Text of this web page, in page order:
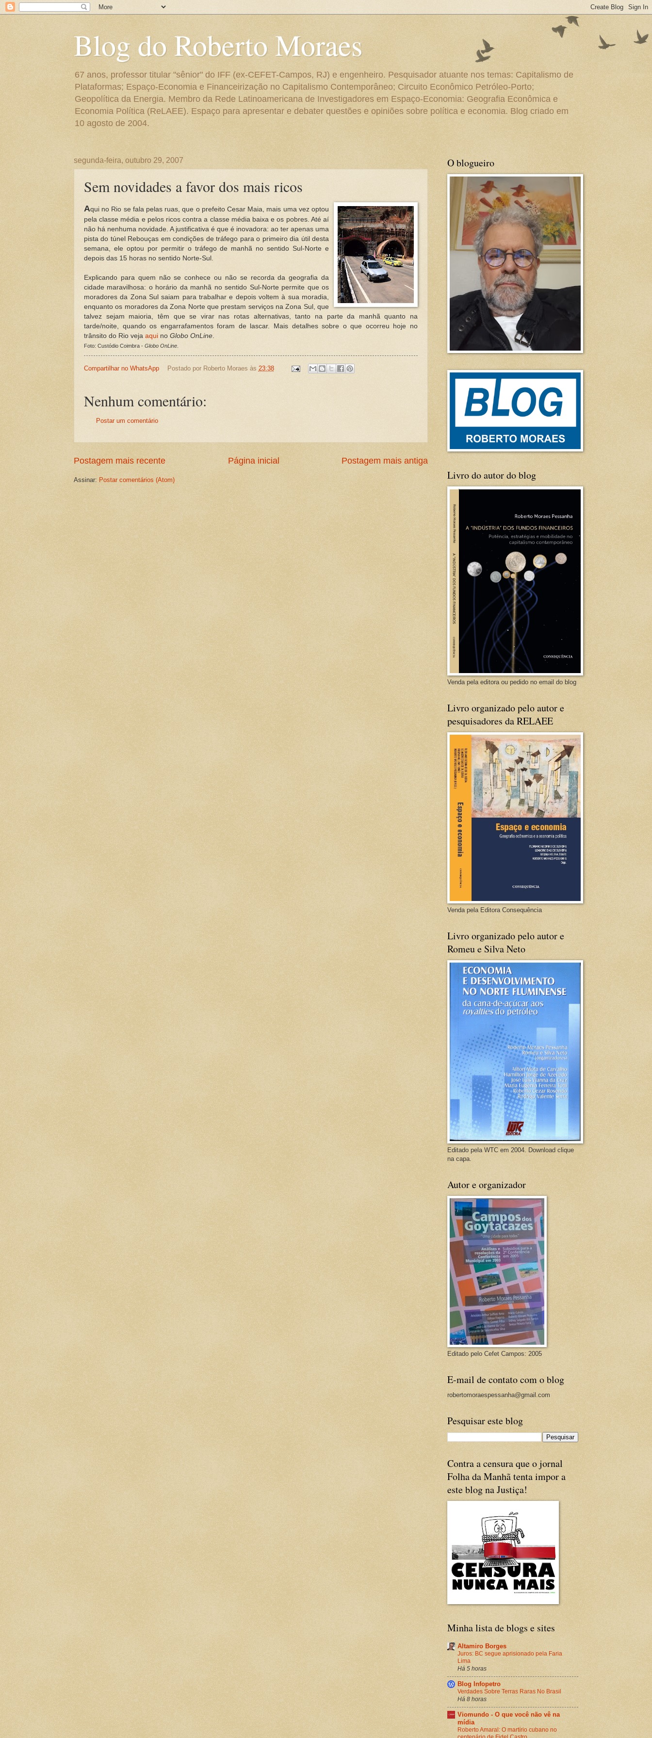
Blog do Roberto Moraes
67 anos, professor titular "sênior" do IFF (ex-CEFET-Campos, RJ) e engenheiro. Pesquisador atuante nos temas: Capitalismo de
Plataformas; Espaço-Economia e Financeirização no Capitalismo Contemporâneo; Circuito Econômico Petróleo-Porto;
Geopolítica da Energia. Membro da Rede Latinoamericana de Investigadores em Espaço-Economia: Geografia Econômica e
Economia Política (ReLAEE). Espaço para apresentar e debater questões e opiniões sobre política e economia. Blog criado em
10 agosto de 2004.
segunda-feira, outubro 29, 2007
Sem novidades a favor dos mais ricos
Aqui no Rio se fala pelas ruas, que o prefeito Cesar Maia, mais uma vez optou
pela classe média e pelos ricos contra a classe média baixa e os pobres. Até aí
não há nenhuma novidade. A justificativa é que é inovadora: ao ter apenas uma
pista do túnel Rebouças em condições de tráfego para o primeiro dia útil desta
semana, ele optou por permitir o tráfego de manhã no sentido Sul-Norte e
depois das 15 horas no sentido Norte-Sul.
Explicando para quem não se conhece ou não se recorda da geografia da
cidade maravilhosa: o horário da manhã no sentido Sul-Norte permite que os
moradores da Zona Sul saiam para trabalhar e depois voltem à sua moradia,
enquanto os moradores da Zona Norte que prestam serviços na Zona Sul, que
talvez sejam maioria, têm que se virar nas rotas alternativas, tanto na parte da manhã quanto na
tarde/noite, quando os engarrafamentos foram de lascar. Mais detalhes sobre o que ocorreu hoje no
trânsito do Rio veja aqui no Globo OnLine
Foto: Custódio Coimbra - Globo OnLine
Compartilhar no WhatsApp Postado por Roberto Moraes às 23:38
Nenhum comentário:
Postar um comentário
Postagem mais recente Postagem mais antiga
Página inicial
Assinar: Postar comentários (Atom)
O blogueiro
Livro do autor do blog
Venda pela editora ou pedido no email do blog
Livro organizado pelo autor e
pesquisadores da RELAEE
Venda pela Editora Consequência
Livro organizado pelo autor e
Romeu e Silva Neto
Editado pela WTC em 2004. Download clique
na capa.
Autor e organizador
Editado pelo Cefet Campos: 2005
E-mail de contato com o blog
robertomoraespessanha@gmail.com
Pesquisar este blog
Contra a censura que o jornal
Folha da Manhã tenta impor a
este blog na Justiça!
Minha lista de blogs e sites
Altamiro Borges
Juros: BC segue aprisionado pela Faria
Lima
Há 5 horas
Blog Infopetro
Verdades Sobre Terras Raras No Brasil
Há 8 horas
Viomundo - O que você não vê na
mídia
Roberto Amaral: O martírio cubano no